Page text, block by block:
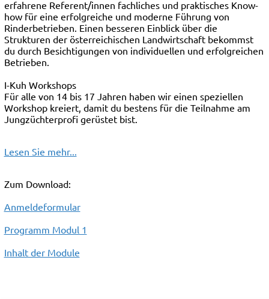
erfahrene Referent/innen fachliches und praktisches Know-
how für eine erfolgreiche und moderne Führung von
Rinderbetrieben. Einen besseren Einblick über die
Strukturen der österreichischen Landwirtschaft bekommst
du durch Besichtigungen von individuellen und erfolgreichen
Betrieben.
I-Kuh Workshops
Für alle von 14 bis 17 Jahren haben wir einen speziellen
Workshop kreiert, damit du bestens für die Teilnahme am
Jungzüchterprofi gerüstet bist.
Lesen Sie mehr...
Zum Download:
Anmeldeformular
Programm Modul 1
Inhalt der Module